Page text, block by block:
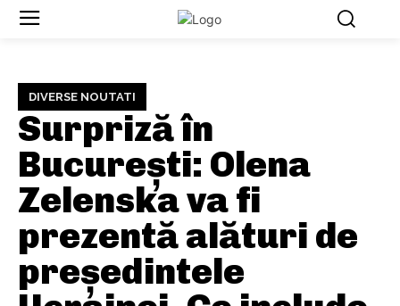
DIVERSE NOUTATI
Surpriză în
București: Olena
Zelenska va fi
prezentă alături de
președintele